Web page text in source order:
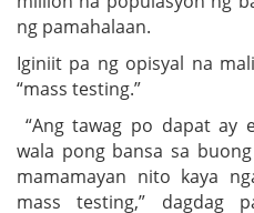
ng pamahalaan.
Iginiit pa ng opisyal na
“mass testing.”
“Ang tawag po dapat ay
wala pong bansa sa
mamamayan nito kaya
mass testing,” dagdag